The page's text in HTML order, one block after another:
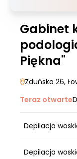
Gabinet
Piękna"
Zduńska 26,
Teraz otwarte
Depilacja
Depilacja